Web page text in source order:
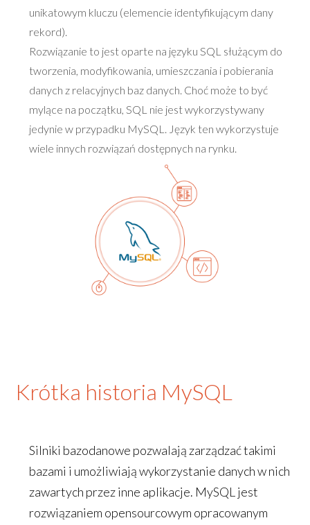
unikatowym kluczu (elemencie identyfikującym dany
rekord).
Rozwiązanie to jest oparte na języku SQL służącym do
tworzenia, modyfikowania, umieszczania i pobierania
danych z relacyjnych baz danych. Choć może to być
mylące na początku, SQL nie jest wykorzystywany
jedynie w przypadku MySQL. Język ten wykorzystuje
wiele innych rozwiązań dostępnych na rynku.
Krótka historia MySQL
Silniki bazodanowe pozwalają zarządzać takimi
bazami i umożliwiają wykorzystanie danych w nich
zawartych przez inne aplikacje. MySQL jest
rozwiązaniem opensourcowym opracowanym